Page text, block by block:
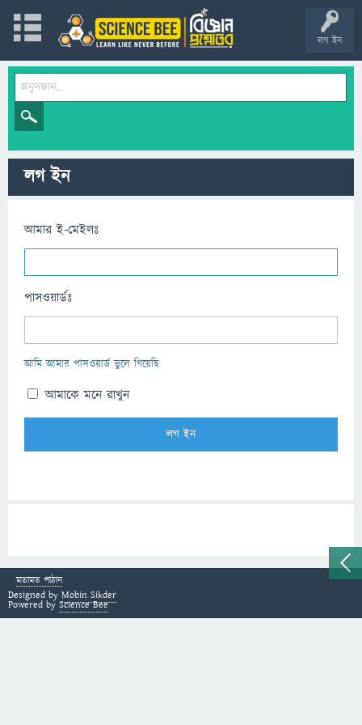
লগ ইন
লগ ইন
আমার ই-মেইলঃ
পাসওয়ার্ডঃ
আমি আমার পাসওয়ার্ড ভুলে গিয়েছি
আমাকে মনে রাখুন
মতামত পাঠান
Designed by Mobin Sikder
Powered by Science Bee